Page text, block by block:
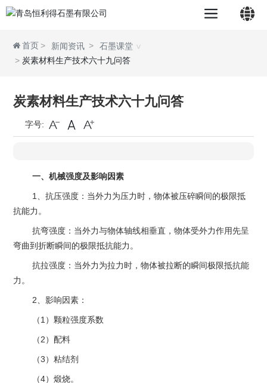
首页 新闻资讯
石墨课堂
炭素材料生产技术六十九问答
炭素材料生产技术六十九问答
字号:
一、机械强度及影响因素
1、抗压强度：当外力为压力时，物体被压碎瞬间的极限抵
抗能力。
抗弯强度：当外力与物体轴线相垂直，物体受外力作用先呈
弯曲到折断瞬间的极限抵抗能力。
抗拉强度：当外力为拉力时，物体被拉断的瞬间极限抵抗能
力。
2、影响因素：
（1）颗粒强度系数
（2）配料
（3）粘结剂
（4）煅烧。